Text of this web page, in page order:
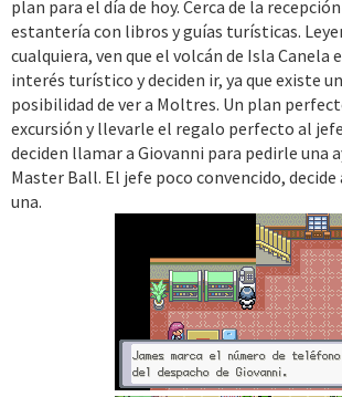
plan para el día de hoy. Cerca de la
estantería con libros y guías turísticas.
cualquiera, ven que el volcán de Isla Canela
interés turístico y deciden ir, ya que existe
posibilidad de ver a Moltres. Un plan
excursión y llevarle el regalo perfecto al
deciden llamar a Giovanni para pedirle una
Master Ball. El jefe poco convencido, decide
una.